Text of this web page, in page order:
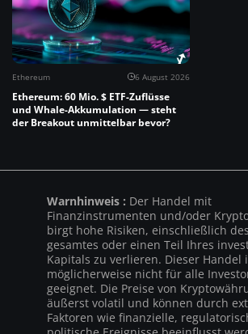
Ethereum 6 August 2026
Ethereum: 60 Mio. $ ETF-Zuflüsse
und Whale-Akkumulation — steht
der Breakout unmittelbar bevor?
Warnhinweis : Der Handel mit
Finanzinstrumenten und/oder
birgt hohe Risiken, einschließlich
gesamtes oder einen Teil Ihres
Kapitals zu verlieren. Dieser Handel
möglicherweise nicht für alle
geeignet. Die Preise von
äußerst volatil und können durch
Faktoren wie finanzielle,